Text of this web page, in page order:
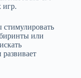
игр.
или
развивает